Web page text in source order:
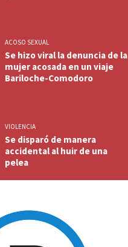
ACOSO SEXUAL
Se hizo viral la denuncia de la
mujer acosada en un viaje
Bariloche-Comodoro
VIOLENCIA
Se disparó de manera
accidental al huir de una
pelea